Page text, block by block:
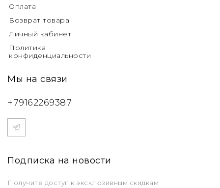
Оплата
Возврат товара
Личный кабинет
Политика
конфиденциальности
Мы на связи
+79162269387
Подписка на новости
Получите доступ к эксклюзивным скидкам